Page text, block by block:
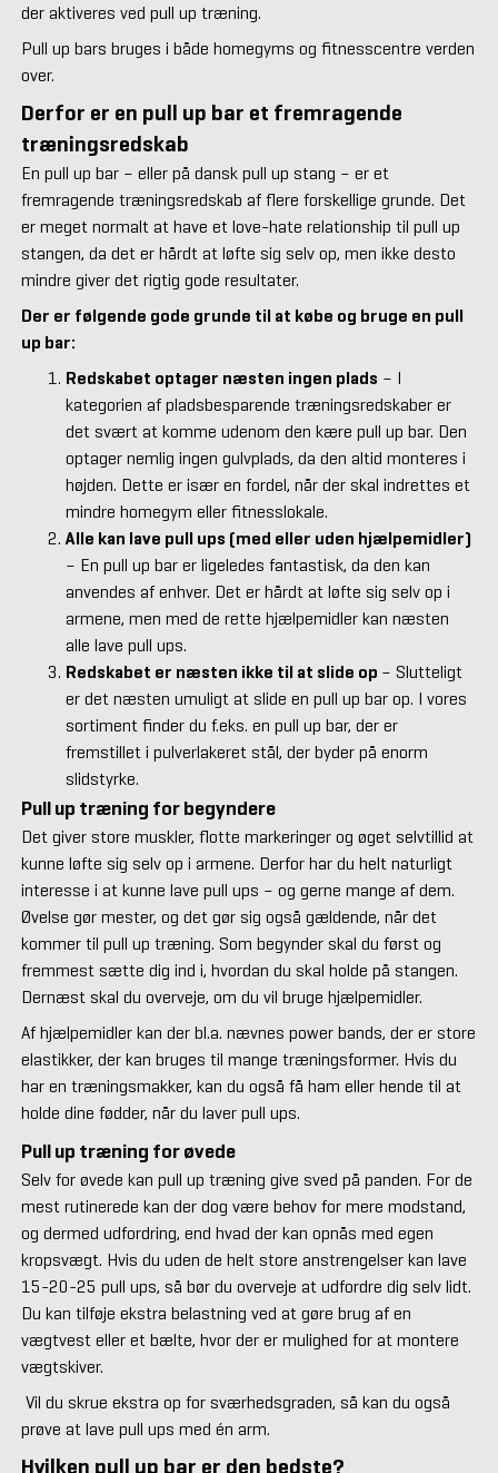
der aktiveres ved pull up træning.
Pull up bars bruges i både homegyms og fitnesscentre verden
over.
Derfor er en pull up bar et fremragende
træningsredskab
En pull up bar – eller på dansk pull up stang – er et
fremragende træningsredskab af flere forskellige grunde. Det
er meget normalt at have et love-hate relationship til pull up
stangen, da det er hårdt at løfte sig selv op, men ikke desto
mindre giver det rigtig gode resultater.
Der er følgende gode grunde til at købe og bruge en pull
up bar:
Redskabet optager næsten ingen plads – I
kategorien af pladsbesparende træningsredskaber er
det svært at komme udenom den kære pull up bar. Den
optager nemlig ingen gulvplads, da den altid monteres i
højden. Dette er især en fordel, når der skal indrettes et
mindre homegym eller fitnesslokale.
Alle kan lave pull ups (med eller uden hjælpemidler)
– En pull up bar er ligeledes fantastisk, da den kan
anvendes af enhver. Det er hårdt at løfte sig selv op i
armene, men med de rette hjælpemidler kan næsten
alle lave pull ups.
Redskabet er næsten ikke til at slide op – Slutteligt
er det næsten umuligt at slide en pull up bar op. I vores
sortiment finder du f.eks. en pull up bar, der er
fremstillet i pulverlakeret stål, der byder på enorm
slidstyrke.
Pull up træning for begyndere
Det giver store muskler, flotte markeringer og øget selvtillid at
kunne løfte sig selv op i armene. Derfor har du helt naturligt
interesse i at kunne lave pull ups – og gerne mange af dem.
Øvelse gør mester, og det gør sig også gældende, når det
kommer til pull up træning. Som begynder skal du først og
fremmest sætte dig ind i, hvordan du skal holde på stangen.
Dernæst skal du overveje, om du vil bruge hjælpemidler.
Af hjælpemidler kan der bl.a. nævnes power bands, der er store
elastikker, der kan bruges til mange træningsformer. Hvis du
har en træningsmakker, kan du også få ham eller hende til at
holde dine fødder, når du laver pull ups.
Pull up træning for øvede
Selv for øvede kan pull up træning give sved på panden. For de
mest rutinerede kan der dog være behov for mere modstand,
og dermed udfordring, end hvad der kan opnås med egen
kropsvægt. Hvis du uden de helt store anstrengelser kan lave
15-20-25 pull ups, så bør du overveje at udfordre dig selv lidt.
Du kan tilføje ekstra belastning ved at gøre brug af en
vægtvest eller et bælte, hvor der er mulighed for at montere
vægtskiver.
Vil du skrue ekstra op for sværhedsgraden, så kan du også
prøve at lave pull ups med én arm.
Hvilken pull up bar er den bedste?